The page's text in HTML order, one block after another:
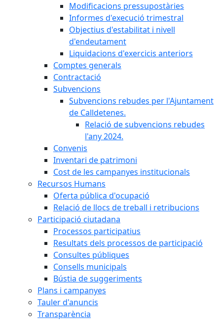
Modificacions pressupostàries
Informes d'execució trimestral
Objectius d'estabilitat i nivell
d'endeutament
Liquidacions d'exercicis anteriors
Comptes generals
Contractació
Subvencions
Subvencions rebudes per l'Ajuntament
de Calldetenes.
Relació de subvencions rebudes
l'any 2024.
Convenis
Inventari de patrimoni
Cost de les campanyes institucionals
Recursos Humans
Oferta pública d'ocupació
Relació de llocs de treball i retribucions
Participació ciutadana
Processos participatius
Resultats dels processos de participació
Consultes públiques
Consells municipals
Bústia de suggeriments
Plans i campanyes
Tauler d'anuncis
Transparència